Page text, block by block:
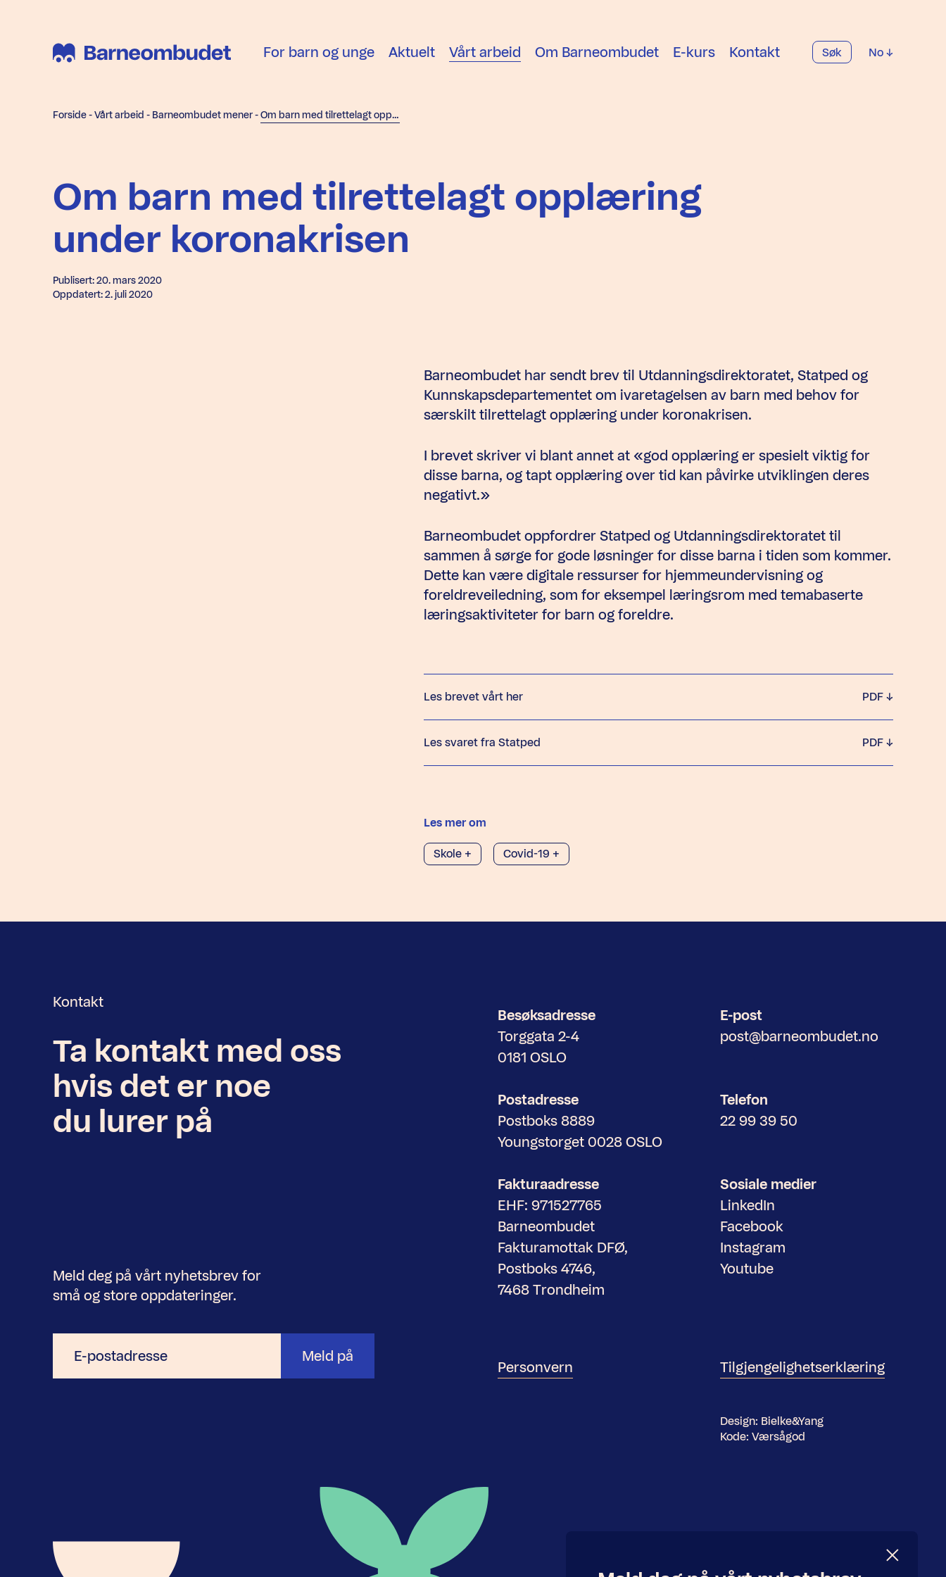
For barn og unge Aktuelt Vårt arbeid Om Barneombudet E-kurs Kontakt Søk No
Forside-Vårt arbeid - Barneombudet mener- Om barn med tilrettelagt opplæring under koronakrisen
Om barn med tilrettelagt opplæring
under koronakrisen
Publisert: 20. mars 2020
Oppdatert: 2. juli 2020
Barneombudet har sendt brev til Utdanningsdirektoratet, Statped og
Kunnskapsdepartementet om ivaretagelsen av barn med behov for
særskilt tilrettelagt opplæring under koronakrisen.
I brevet skriver vi blant annet at «god opplæring er spesielt viktig for
disse barna, og tapt opplæring over tid kan påvirke utviklingen deres
negativt.»
Barneombudet oppfordrer Statped og Utdanningsdirektoratet til
sammen å sørge for gode løsninger for disse barna i tiden som kommer.
Dette kan være digitale ressurser for hjemmeundervisning og
foreldreveiledning, som for eksempel læringsrom med temabaserte
læringsaktiviteter for barn og foreldre.
Les brevet vårt her PDF
Les svaret fra Statped PDF
Les mer om
Skole + Covid-19 +
Kontakt
Nyhetsbrev
Ta kontakt med oss
hvis det er noe
du lurer på
Meld deg på vårt nyhetsbrev for
små og store oppdateringer.
postadresse
Meld på
Besøksadresse
Torggata 2-4
0181 OSLO
Postadresse
Postboks 8889
Youngstorget 0028 OSLO
Fakturaadresse
EHF: 971527765
Barneombudet
Fakturamottak DFØ,
Postboks 4746,
7468 Trondheim
Personvern
E-post
post@barneombudet.no
Telefon
22 99 39 50
Sosiale medier
LinkedIn
Facebook
Instagram
Youtube
Tilgjengelighetserklæring
Design: Bielke&Yang
Kode: Værsågod
Nyhetsbrev